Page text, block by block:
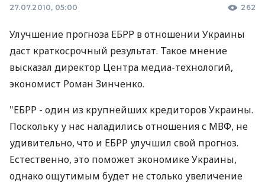
27.07.2010, 05:00 262
Улучшение прогноза ЕБРР в отношении Украины
даст краткосрочный результат. Такое мнение
высказал директор Центра медиа-технологий,
экономист Роман Зинченко.
"ЕБРР - один из крупнейших кредиторов Украины.
Поскольку у нас наладились отношения с МВФ, не
удивительно, что и ЕБРР улучшил свой прогноз.
Естественно, это поможет экономике Украины,
однако ощутимым будет не столько увеличение